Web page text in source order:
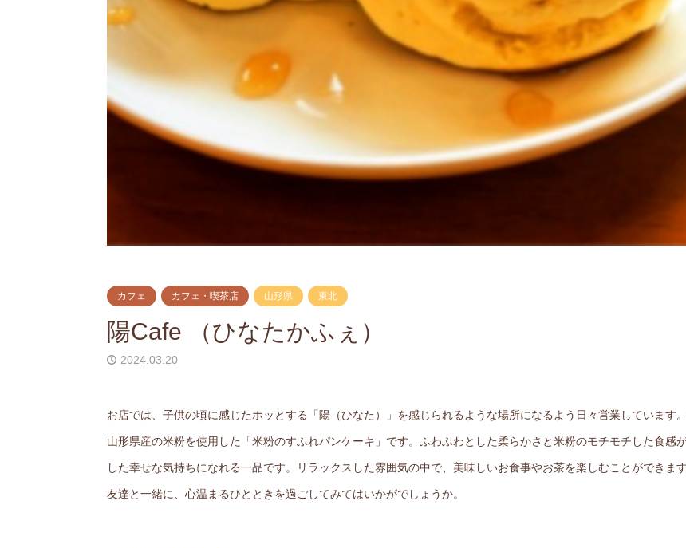
カフェ カフェ・喫茶店 山形県 東北
陽Cafe （ひなたかふぇ）
2024.03.20
お店では、子供の頃に感じたホッとする「陽（ひなた）」を感じられるような場所になるよう日々営業しています
山形県産の米粉を使用した「米粉のすふれパンケーキ」です。ふわふわとした柔らかさと米粉のモチモチした食感
した幸せな気持ちになれる一品です。リラックスした雰囲気の中で、美味しいお食事やお茶を楽しむことができま
友達と一緒に、心温まるひとときを過ごしてみてはいかがでしょうか。